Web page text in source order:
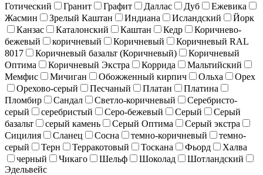
Готический
Гранит Графит Даллас Дуб
Ежевика
Жасмин
Зрелый Каштан Индиана Исландский
Йорк
Канзас
Каталонский Каштан Кедр
Коричнево-
бежевый
коричневый Коричневый
Коричневый RAL
8017
Коричневый базальт (Коричневый)
Коричневый
Оптима
Коричневый Экстра Коррида
Мальтийский
Мемфис
Мичиган Обожженный кирпич Ольха
Орех
Орехово-серый
Песчаный Платан
Платина
Пломбир
Сандал Светло-коричневый
Серебристо-
серый
серебристый Серо-бежевый Серый
Серый
базальт
серый камень Серый Оптима
Серый экстра
Сицилия
Сланец Сосна темно-коричневый
темно-
серый
Терн Терракотовый Тоскана Фьорд
Халва
черный
Чикаго Шельф Шоколад
Шотландский
Эдельвейс